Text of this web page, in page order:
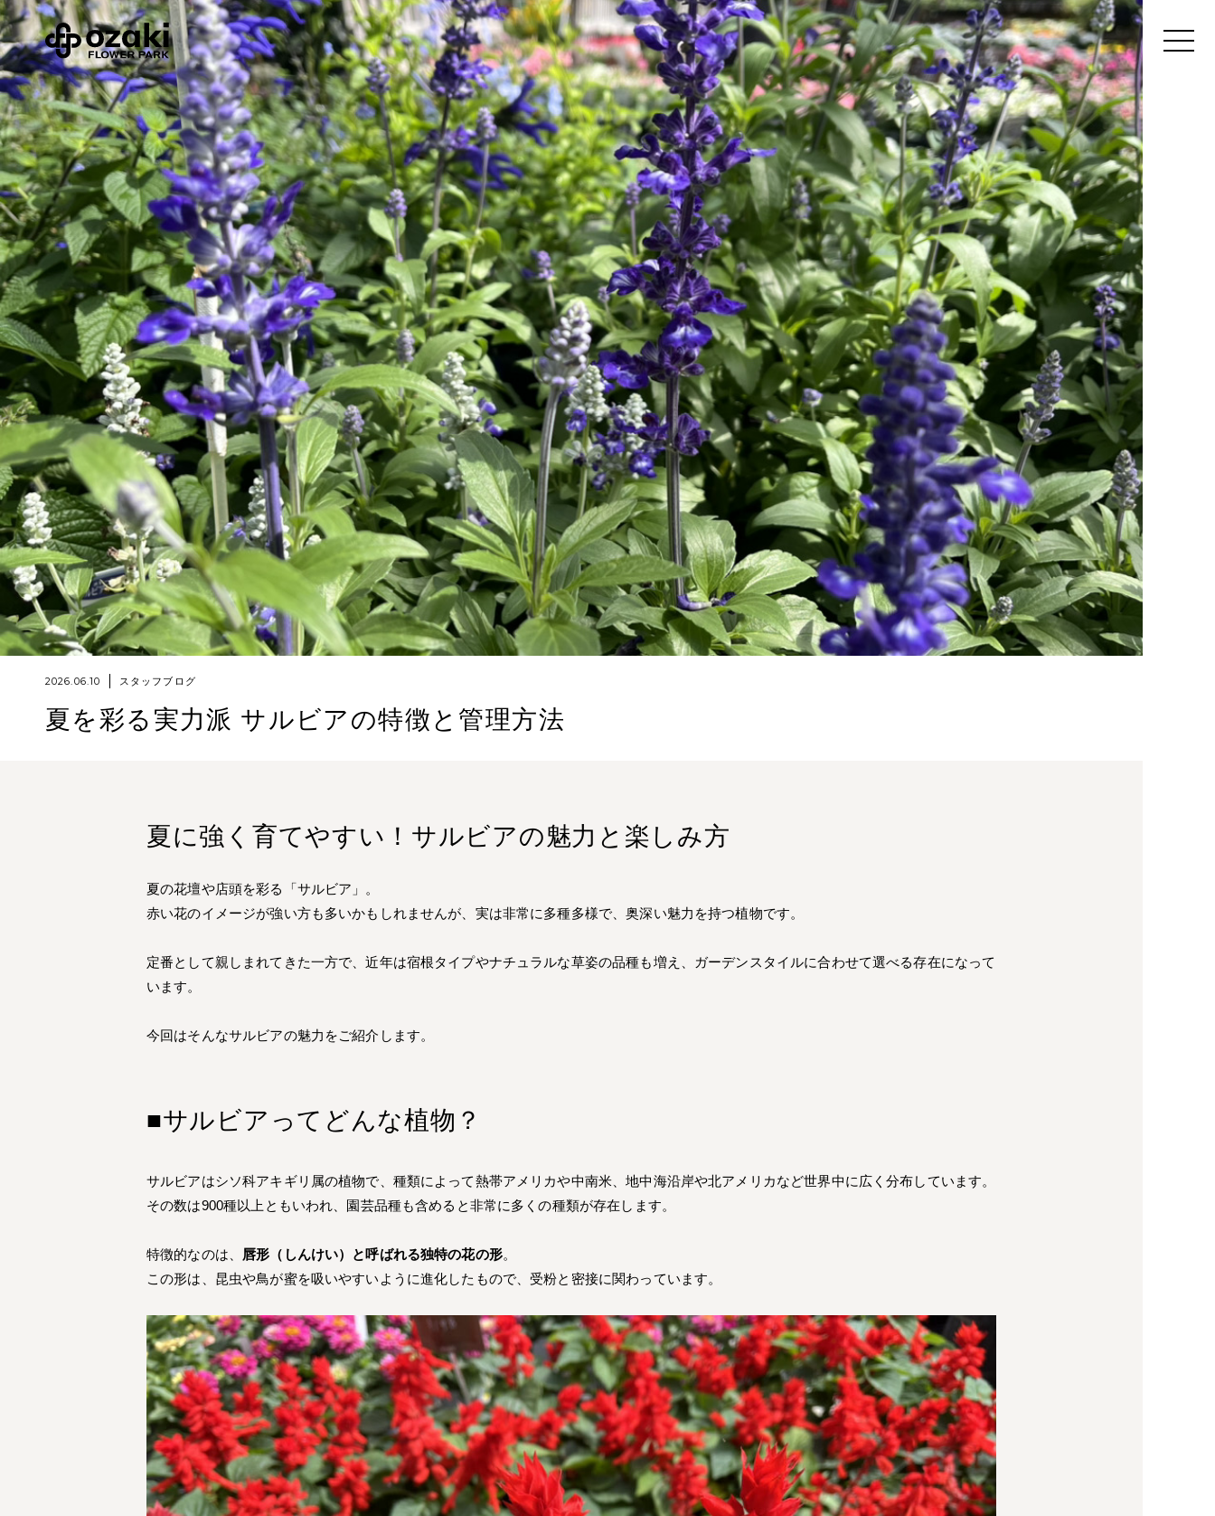
2026.06.10 スタッフブログ
夏を彩る実力派 サルビアの特徴と管理方法
夏に強く育てやすい！サルビアの魅力と楽しみ方
夏の花壇や店頭を彩る「サルビア」。
赤い花のイメージが強い方も多いかもしれませんが、実は非常に多種多様で、奥深い魅力を持つ植物です。
定番として親しまれてきた一方で、近年は宿根タイプやナチュラルな草姿の品種も増え、ガーデンスタイルに合わせて選べる存在になって
います。
今回はそんなサルビアの魅力をご紹介します。
■サルビアってどんな植物？
サルビアはシソ科アキギリ属の植物で、種類によって熱帯アメリカや中南米、地中海沿岸や北アメリカなど世界中に広く分布しています。
その数は900種以上ともいわれ、園芸品種も含めると非常に多くの種類が存在します。
特徴的なのは、 唇形（しんけい）と呼ばれる独特の花の形。
この形は、昆虫や鳥が蜜を吸いやすいように進化したもので、受粉と密接に関わっています。